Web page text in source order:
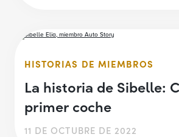
HISTORIAS DE MIEMBROS
La historia de Sibelle:
primer coche
11 DE OCTUBRE DE 2022